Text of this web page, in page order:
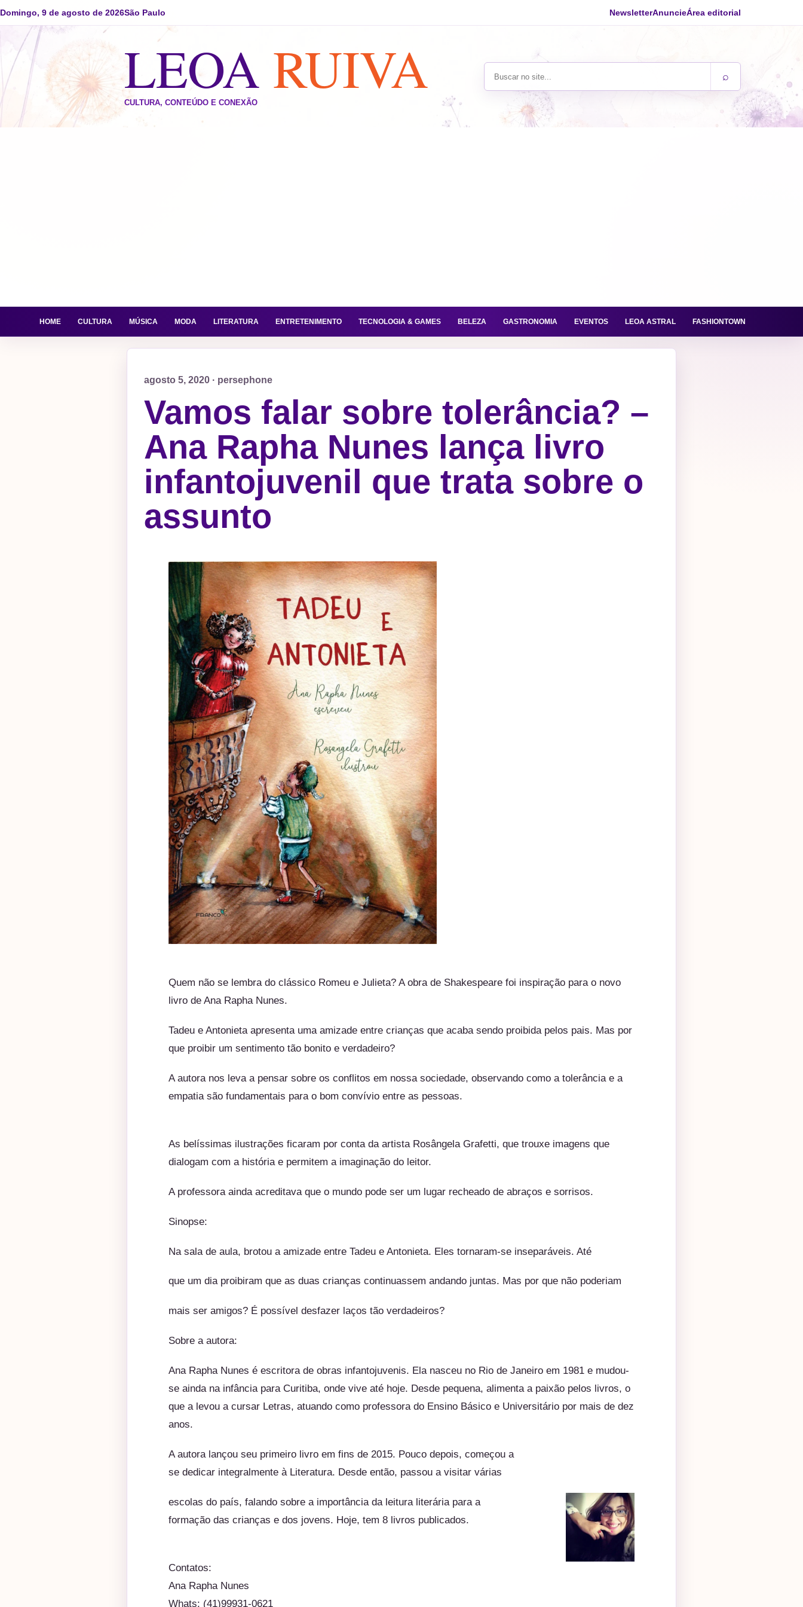
Domingo, 9 de agosto de 2026São Paulo NewsletterAnuncieÁrea editorial
LEOA RUIVA
CULTURA, CONTEÚDO E CONEXÃO
Buscar no site ⌕
HOME CULTURA MÚSICA MODA LITERATURA ENTRETENIMENTO TECNOLOGIA & GAMES BELEZA GASTRONOMIA EVENTOS LEOA ASTRAL FASHIONTOWN
agosto 5, 2020 · persephone
Vamos falar sobre tolerância? –
Ana Rapha Nunes lança livro
infantojuvenil que trata sobre o
assunto
Quem não se lembra do clássico Romeu e Julieta? A obra de Shakespeare foi inspiração para o novo
livro de Ana Rapha Nunes.
Tadeu e Antonieta apresenta uma amizade entre crianças que acaba sendo proibida pelos pais. Mas por
que proibir um sentimento tão bonito e verdadeiro?
A autora nos leva a pensar sobre os conflitos em nossa sociedade, observando como a tolerância e a
empatia são fundamentais para o bom convívio entre as pessoas.
As belíssimas ilustrações ficaram por conta da artista Rosângela Grafetti, que trouxe imagens que
dialogam com a história e permitem a imaginação do leitor.
A professora ainda acreditava que o mundo pode ser um lugar recheado de abraços e sorrisos.
Sinopse:
Na sala de aula, brotou a amizade entre Tadeu e Antonieta. Eles tornaram-se inseparáveis. Até
que um dia proibiram que as duas crianças continuassem andando juntas. Mas por que não poderiam
mais ser amigos? É possível desfazer laços tão verdadeiros?
Sobre a autora:
Ana Rapha Nunes é escritora de obras infantojuvenis. Ela nasceu no Rio de Janeiro em 1981 e mudou-
se ainda na infância para Curitiba, onde vive até hoje. Desde pequena, alimenta a paixão pelos livros, o
que a levou a cursar Letras, atuando como professora do Ensino Básico e Universitário por mais de dez
anos.
A autora lançou seu primeiro livro em fins de 2015. Pouco depois, começou a
se dedicar integralmente à Literatura. Desde então, passou a visitar várias
escolas do país, falando sobre a importância da leitura literária para a
formação das crianças e dos jovens. Hoje, tem 8 livros publicados.
Contatos:
Ana Rapha Nunes
Whats: (41)99931-0621